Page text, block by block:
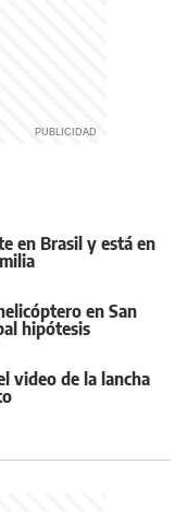
en Brasil y está en
en San
hipótesis
video de la lancha